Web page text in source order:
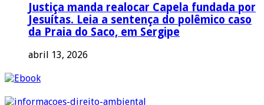
Justiça manda realocar Capela fundada por
Jesuítas. Leia a sentença do polêmico caso
da Praia do Saco, em Sergipe
abril 13, 2026